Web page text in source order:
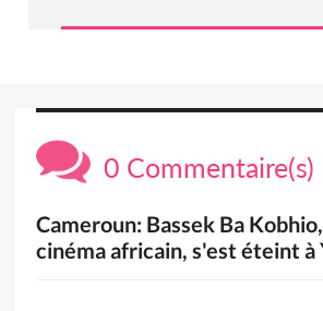
0 Commentaire(s)
Cameroun: Bassek Ba
cinéma africain, s'est éteint à